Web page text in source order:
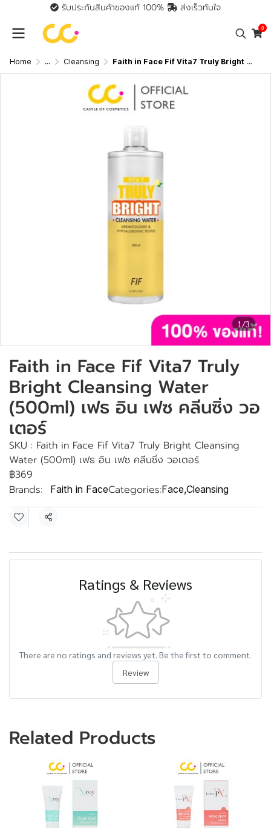
รับประกันสินค้าของแท้ 100% ส่งเร็วทันใจ
0
Home ... Cleansing Faith in Face Fif Vita7 Truly Bright Cleansing Water (500ml) เฟธ อิน เฟซ คลีนซิ่ง วอเตอร์
1/3
Faith in Face Fif Vita7 Truly
Bright Cleansing Water
(500ml) เฟธ อิน เฟซ คลีนซิ่ง วอ
เตอร์
SKU : Faith in Face Fif Vita7 Truly Bright Cleansing
Water (500ml) เฟธ อิน เฟซ คลีนซิ่ง วอเตอร์
฿369
Brands:
Faith in FaceCategories:Face,Cleansing
Share
Ratings & Reviews
There are no ratings and reviews yet. Be the first to comment.
Review
Related Products